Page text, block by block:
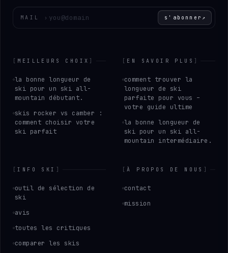
MAIL › s'abonner ↗
[ MEILLEURS CHOIX ]
la bonne longueur de
ski pour un ski all-
mountain débutant.
skis rocker vs camber :
comment choisir votre
ski parfait
[ EN SAVOIR PLUS ]
comment trouver la
longueur de ski
parfaite pour vous –
votre guide ultime
la bonne longueur de
ski pour un ski all-
mountain intermédiaire.
[INFO SKI ]
outil de sélection de
ski
avis
toutes les critiques
comparer les skis
[À PROPOS DE NOUS ]
contact
mission